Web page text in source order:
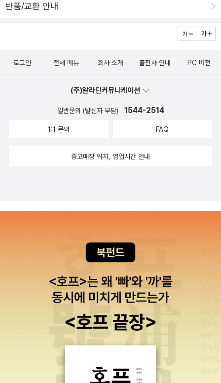
반품/교환 안내
로그인 전체 메뉴 회사 소개 출판사 안내 PC 버전
(주)알라딘커뮤니케이션
일반문의 (발신자 부담) 1544-2514
1:1 문의 FAQ
중고매장 위치, 영업시간 안내